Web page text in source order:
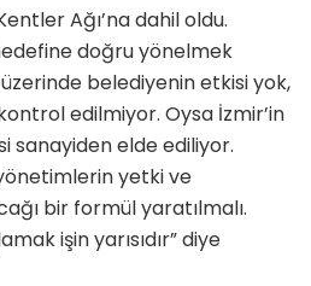
Ağı’na dahil oldu.
doğru yönelmek
belediyenin etkisi yok,
edilmiyor. Oysa İzmir’in
sanayiden elde ediliyor.
yetki ve
bir formül yaratılmalı.
işin yarısıdır” diye